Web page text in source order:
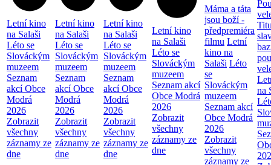
Letní kino
na Salaši
Léto se
Slováckým
muzeem
Seznam
akcí Obce
Modrá
2026
Zobrazit
všechny
záznamy ze
dne
Letní kino
na Salaši
Léto se
Slováckým
muzeem
Seznam
akcí Obce
Modrá
2026
Zobrazit
všechny
záznamy ze
dne
Letní kino
na Salaši
Léto se
Slováckým
muzeem
Seznam
akcí Obce
Modrá
2026
Zobrazit
všechny
záznamy ze
dne
Letní kino
na Salaši
Léto se
Slováckým
muzeem
Seznam akcí
Obce Modrá
2026
Zobrazit
všechny
záznamy ze
dne
Máma a táta
jsou boží -
předpremiéra
filmu Letní
kino na
Salaši Léto
se
Slováckým
muzeem
Seznam akcí
Obce Modrá
2026
Zobrazit
všechny
záznamy ze
na